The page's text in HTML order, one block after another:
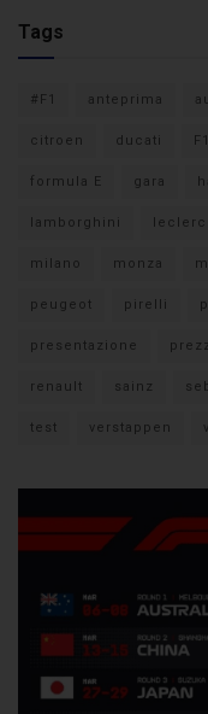
Tags
#F1 anteprima
citroen ducati F1
formula E gara
lamborghini leclerc
milano monza
peugeot pirelli
presentazione
renault sainz
test verstappen